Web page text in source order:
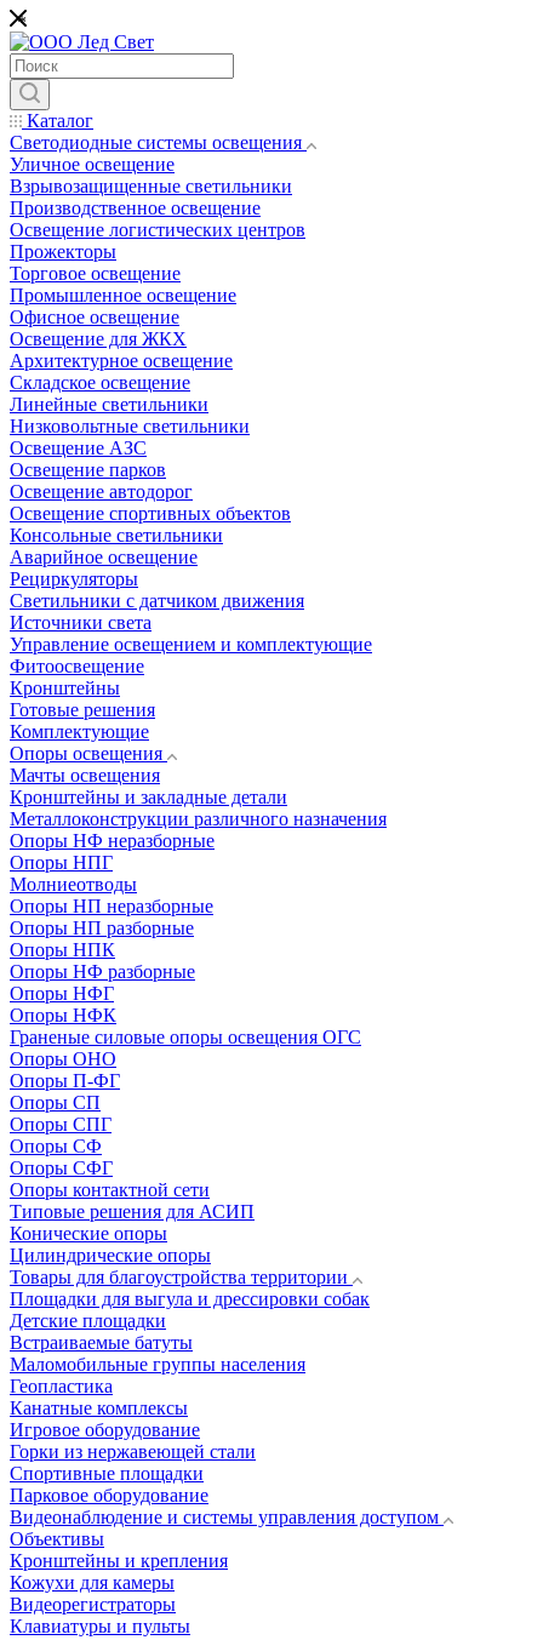
Каталог
Светодиодные системы освещения
Уличное освещение
Взрывозащищенные светильники
Производственное освещение
Освещение логистических центров
Прожекторы
Торговое освещение
Промышленное освещение
Офисное освещение
Освещение для ЖКХ
Архитектурное освещение
Складское освещение
Линейные светильники
Низковольтные светильники
Освещение АЗС
Освещение парков
Освещение автодорог
Освещение спортивных объектов
Консольные светильники
Аварийное освещение
Рециркуляторы
Светильники с датчиком движения
Источники света
Управление освещением и комплектующие
Фитоосвещение
Кронштейны
Готовые решения
Комплектующие
Опоры освещения
Мачты освещения
Кронштейны и закладные детали
Металлоконструкции различного назначения
Опоры НФ неразборные
Опоры НПГ
Молниеотводы
Опоры НП неразборные
Опоры НП разборные
Опоры НПК
Опоры НФ разборные
Опоры НФГ
Опоры НФК
Граненые силовые опоры освещения ОГС
Опоры ОНО
Опоры П-ФГ
Опоры СП
Опоры СПГ
Опоры СФ
Опоры СФГ
Опоры контактной сети
Типовые решения для АСИП
Конические опоры
Цилиндрические опоры
Товары для благоустройства территории
Площадки для выгула и дрессировки собак
Детские площадки
Встраиваемые батуты
Маломобильные группы населения
Геопластика
Канатные комплексы
Игровое оборудование
Горки из нержавеющей стали
Спортивные площадки
Парковое оборудование
Видеонаблюдение и системы управления доступом
Объективы
Кронштейны и крепления
Кожухи для камеры
Видеорегистраторы
Клавиатуры и пульты
*